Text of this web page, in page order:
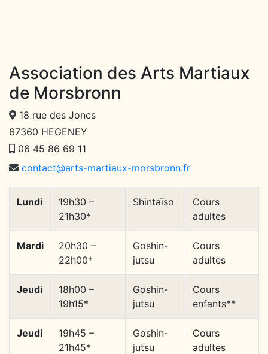
Association des Arts Martiaux
de Morsbronn
18 rue des Joncs
67360 HEGENEY
06 45 86 69 11
contact@arts-martiaux-morsbronn.fr
Lundi
19h30 –
21h30*
Shintaïso
Cours
adultes
Mardi
20h30 –
22h00*
Goshin-
jutsu
Cours
adultes
Jeudi
18h00 –
19h15*
Goshin-
jutsu
Cours
enfants**
Jeudi
19h45 –
21h45*
Goshin-
jutsu
Cours
adultes